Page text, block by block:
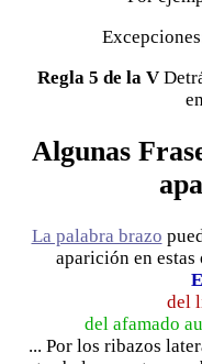
Regla 5 de la V
Algunas
La palabra brazo
aparición en estas
del
del afamado
... Por los ribazos